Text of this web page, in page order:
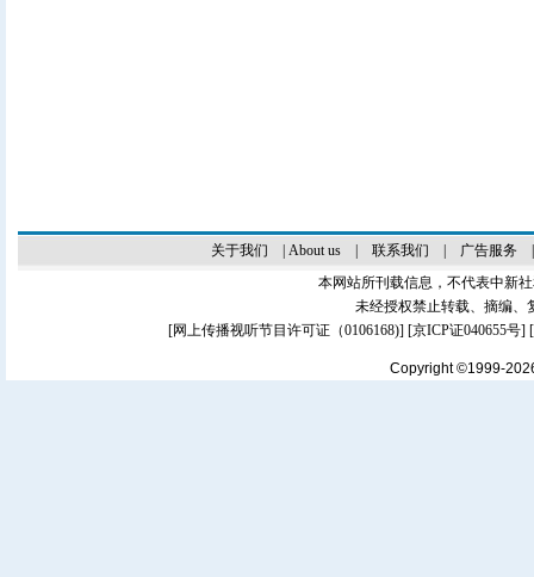
关于我们 About us| 联系我们 广告服务
本网站所刊载信息，不代表中新
未经授权禁止转载、摘编、
[网上传播视听节目许可证（0106168)] [京ICP证040655号]
Copyright ©1999-